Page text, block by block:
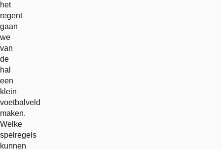
het
regent
gaan
we
van
de
hal
een
klein
voetbalveld
maken.
Welke
spelregels
kunnen